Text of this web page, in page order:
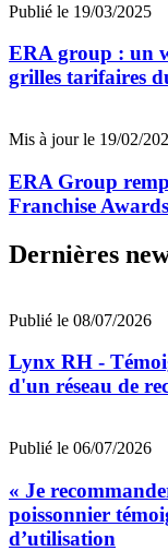
Publié le 19/03/2025
ERA group : un
grilles tarifaires
Mis à jour le 19/02/
ERA Group
Franchise
Dernières
Publié le 08/07/2026
Lynx RH -
d'un réseau de
Publié le 06/07/2026
« Je
poissonnier
d’utilisation